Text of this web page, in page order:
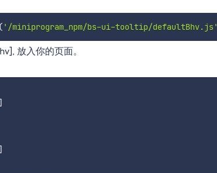
'/miniprogram_npm/bs-ui-tooltip/defaultBhv.js'
放入你的页面。